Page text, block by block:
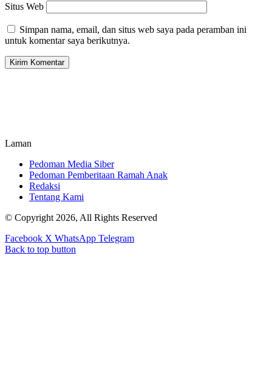
Situs Web
Simpan nama, email, dan situs web saya pada peramban ini
untuk komentar saya berikutnya.
Laman
Pedoman Media Siber
Pedoman Pemberitaan Ramah Anak
Redaksi
Tentang Kami
© Copyright 2026, All Rights Reserved
Facebook X WhatsApp Telegram
Back to top button